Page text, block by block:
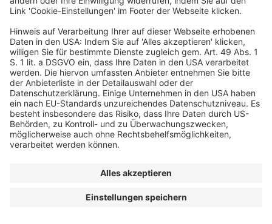
© dfv Conference Group GmbH
FAQ
AGB Impressum Datenschutz Cookie-Einstellungen